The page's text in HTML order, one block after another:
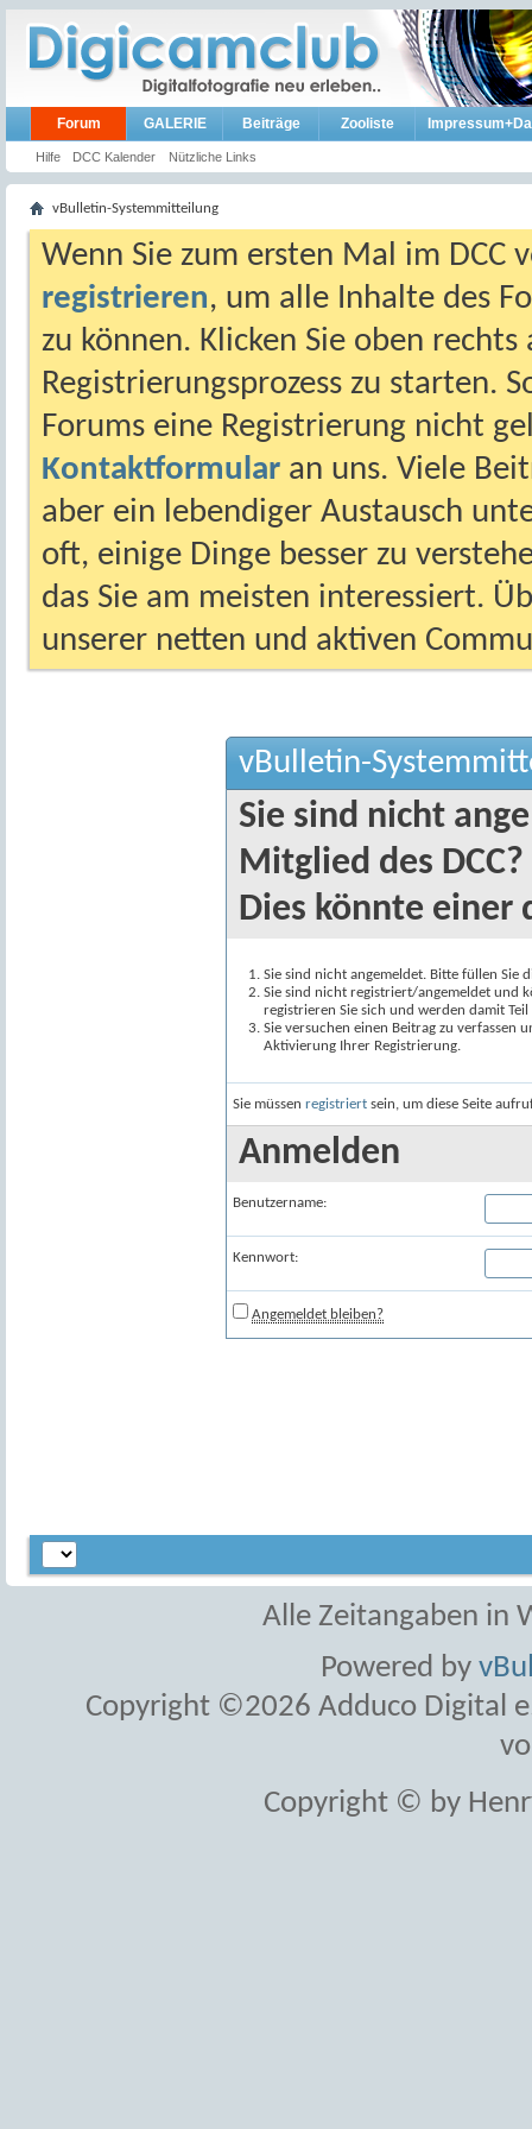
Forum
Hilfe DCC Kalender Nützliche Links
GALERIE Beiträge Zooliste
vBulletin-Systemmitteilung
Wenn Sie zum ersten Mal im DCC
registrieren, um alle Inhalte des
zu können. Klicken Sie oben
Registrierungsprozess zu starten.
Forums eine Registrierung nicht
Kontaktformular an uns. Viele
aber ein lebendiger Austausch
oft, einige Dinge besser zu
das Sie am meisten interessiert.
unserer netten und aktiven
vBulletin-
Sie sind nicht
Mitglied des DCC?
Dies könnte einer
Sie sind nicht angemeldet. Bitte füllen Sie
Sie sind nicht registriert/angemeldet und
registrieren Sie sich und werden damit
Sie versuchen einen Beitrag zu verfassen
Aktivierung Ihrer Registrierung.
Sie müssen registriert sein, um diese Seite
Anmelden
Benutzername:
Kennwort:
Angemeldet bleiben?
Alle Zeitangaben in
Powered by
Copyright ©2026 Adduco Digital
Copyright © by